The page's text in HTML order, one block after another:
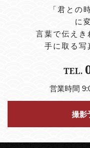
「君との
に
言葉で伝えき
手に取る写
TEL.
営業時間
撮影